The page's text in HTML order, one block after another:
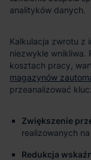
analityków danych.
Kalkulacja zwrotu z
niezwykle wnikliwa.
kosztach pracy,
magazynów
przeanalizować
Zwiększenie
realizowanych
Redukcja